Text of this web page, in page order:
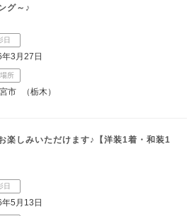
グ～♪
日
3月27日
所
市 （栃木）
楽しみいただけます♪【洋装1着・和装1
日
5月13日